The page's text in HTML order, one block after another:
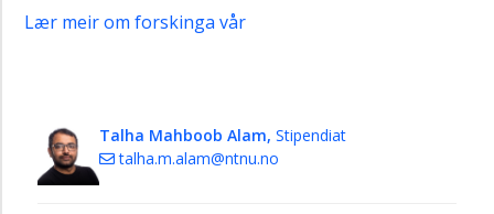
system
Administrativ
gruppe
Lær meir om forskinga vår
Talha Mahboob Alam, Stipendiat
talha.m.alam@ntnu.no